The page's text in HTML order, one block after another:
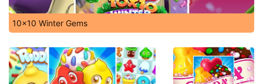
10x10 Winter Gems